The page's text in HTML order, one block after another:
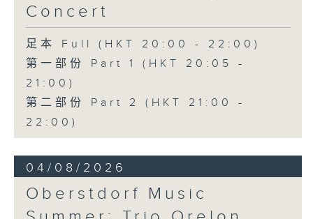
阮保衡
蕭斯達高維契（巴薩改編）
C小調室樂交響曲，作品110a (25’)
香港科技大學主辦
2026年6月10日香港大會堂劇院錄音
from Hong Kong and around the
chamber music compositions after
Concert
足本 Full (HKT 20:00 - 22:00)
第一部份 Part 1 (HKT 20:05 -
21:00)
第二部份 Part 2 (HKT 21:00 -
22:00)
04/08/2026
Oberstdorf Music